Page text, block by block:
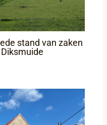
stand van zaken